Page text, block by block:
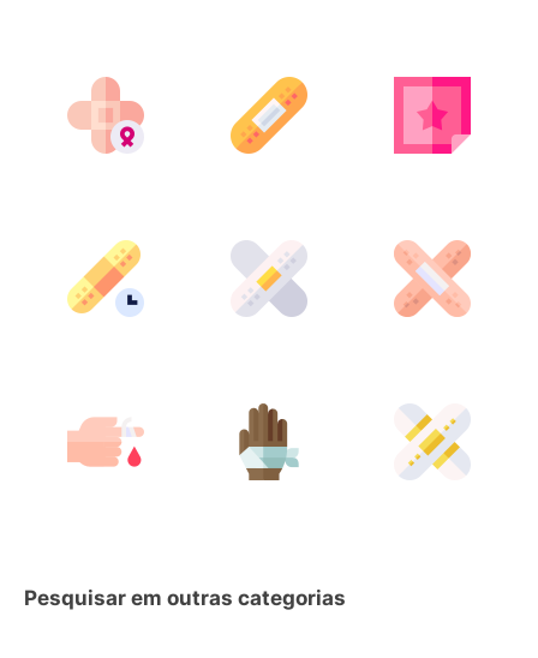
Pesquisar em outras categorias